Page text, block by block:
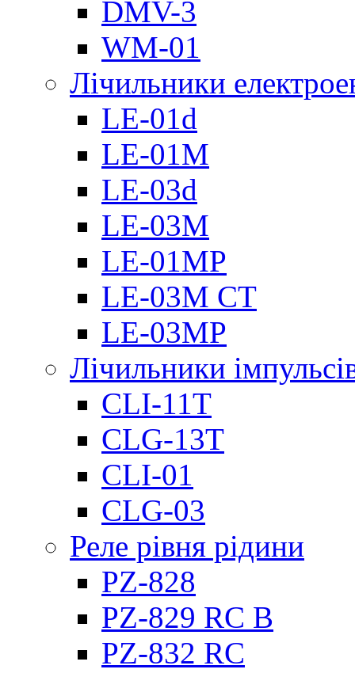
DMV-3
WM-01
Лічильники
LE-01d
LE-01M
LE-03d
LE-03M
LE-01MP
LE-03M CT
LE-03MP
Лічильники
CLI-11T
CLG-13T
CLI-01
CLG-03
Реле рівня рідини
PZ-828
PZ-829 RC B
PZ-832 RC